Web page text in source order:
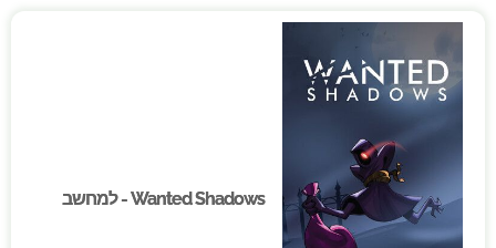
Wanted Shadows - למחשב
Wanted Shadows - למחשב